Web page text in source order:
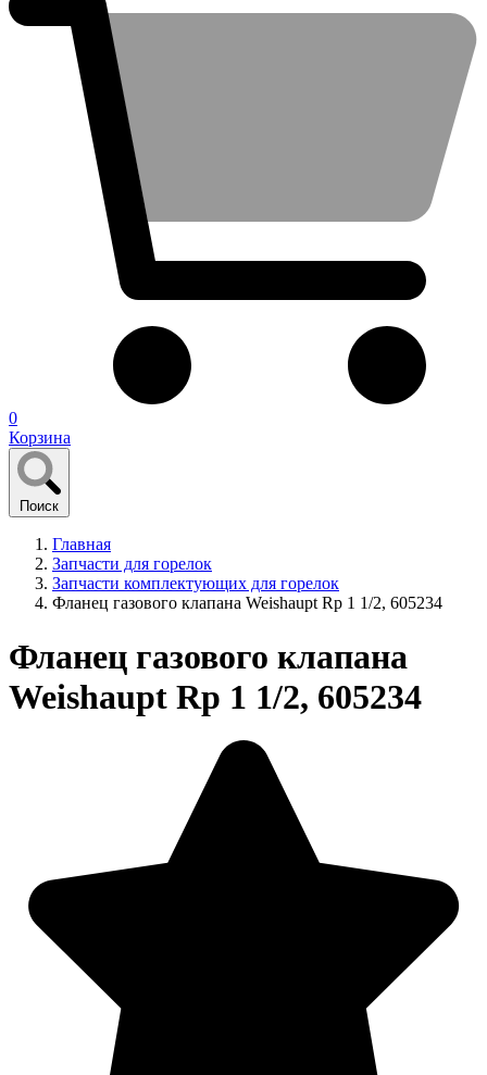
0
Корзина
Поиск
Главная
Запчасти для горелок
Запчасти комплектующих для горелок
Фланец газового клапана Weishaupt Rp 1 1/2, 605234
Фланец газового клапана
Weishaupt Rp 1 1/2, 605234